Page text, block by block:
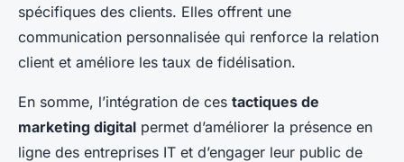
spécifiques des clients. Elles offrent une
communication personnalisée qui renforce la relation
client et améliore les taux de fidélisation.
En somme, l’intégration de ces tactiques de
marketing digital permet d’améliorer la présence en
ligne des entreprises IT et d’engager leur public de